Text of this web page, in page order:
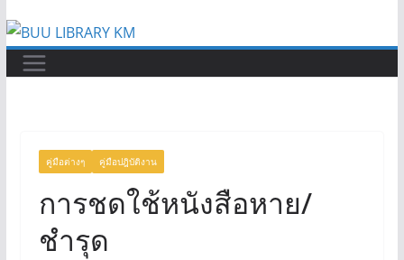
คู่มือต่างๆ คู่มือปฎิบัติงาน
การชดใช้หนังสือหาย/
ชำรุด